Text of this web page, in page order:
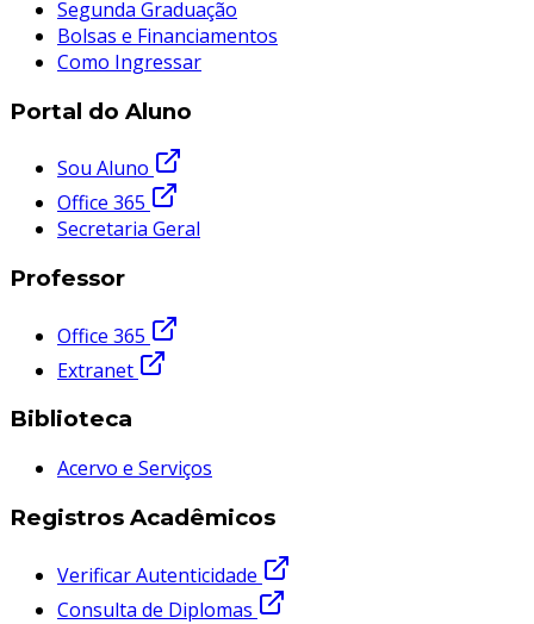
Segunda Graduação
Bolsas e Financiamentos
Como Ingressar
Portal do Aluno
Sou Aluno
Office 365
Secretaria Geral
Professor
Office 365
Extranet
Biblioteca
Acervo e Serviços
Registros Acadêmicos
Verificar Autenticidade
Consulta de Diplomas